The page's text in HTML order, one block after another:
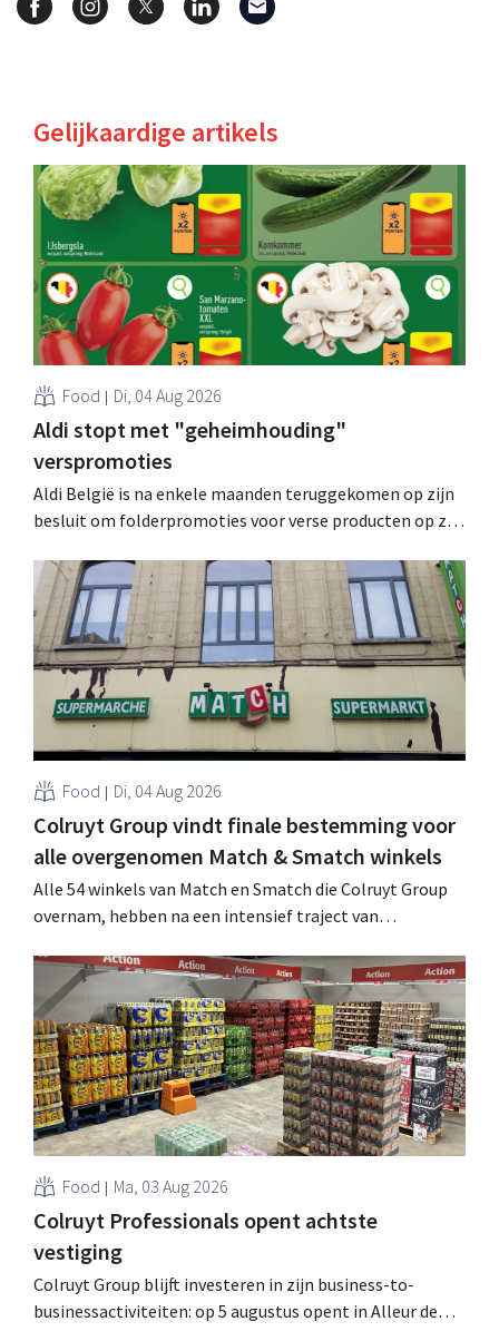
Gelijkaardige artikels
Food Di, 04 Aug 2026
Aldi stopt met "geheimhouding"
verspromoties
Aldi België is na enkele maanden teruggekomen op zijn
besluit om folderpromoties voor verse producten op zijn
werking treden: "Onze klanten willen goed
geïnformeerd worden." .
Food Di, 04 Aug 2026
Colruyt Group vindt finale bestemming voor
alle overgenomen Match & Smatch winkels
Alle 54 winkels van Match en Smatch die Colruyt Group
overnam, hebben na een intensief traject van
Al is die bestemming voor sommige panden een sluiting.
Food Ma, 03 Aug 2026
Colruyt Professionals opent achtste
vestiging
Colruyt Group blijft investeren in zijn business-to-
businessactiviteiten: op 5 augustus opent in Alleur de